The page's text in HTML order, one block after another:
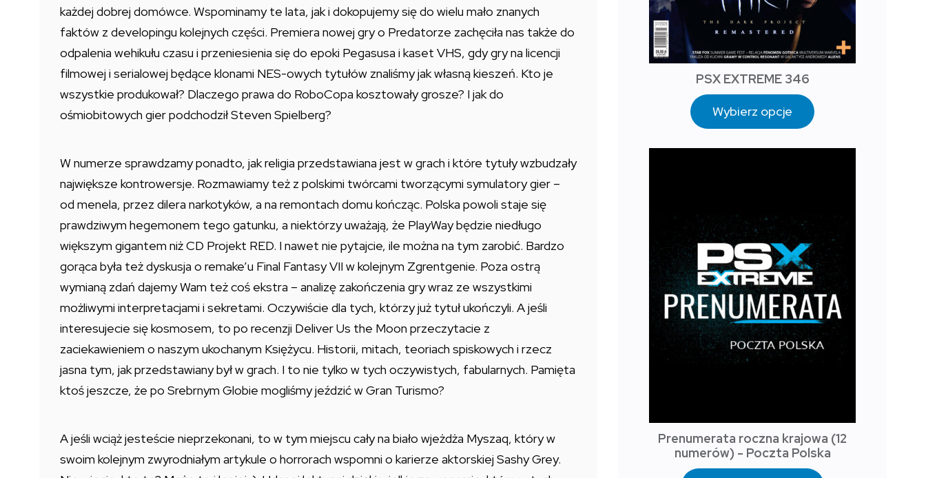
każdej dobrej domówce. Wspominamy te lata, jak i dokopujemy się do wielu mało znanych
faktów z developingu kolejnych części. Premiera nowej gry o Predatorze zachęciła nas także do
odpalenia wehikułu czasu i przeniesienia się do epoki Pegasusa i kaset VHS, gdy gry na licencji
filmowej i serialowej będące klonami NES-owych tytułów znaliśmy jak własną kieszeń. Kto je
wszystkie produkował? Dlaczego prawa do RoboCopa kosztowały grosze? I jak do
ośmiobitowych gier podchodził Steven Spielberg?
W numerze sprawdzamy ponadto, jak religia przedstawiana jest w grach i które tytuły wzbudzały
największe kontrowersje. Rozmawiamy też z polskimi twórcami tworzącymi symulatory gier –
od menela, przez dilera narkotyków, a na remontach domu kończąc. Polska powoli staje się
prawdziwym hegemonem tego gatunku, a niektórzy uważają, że PlayWay będzie niedługo
większym gigantem niż CD Projekt RED. I nawet nie pytajcie, ile można na tym zarobić. Bardzo
gorąca była też dyskusja o remake’u Final Fantasy VII w kolejnym Zgrentgenie. Poza ostrą
wymianą zdań dajemy Wam też coś ekstra – analizę zakończenia gry wraz ze wszystkimi
możliwymi interpretacjami i sekretami. Oczywiście dla tych, którzy już tytuł ukończyli. A jeśli
interesujecie się kosmosem, to po recenzji Deliver Us the Moon przeczytacie z
zaciekawieniem o naszym ukochanym Księżycu. Historii, mitach, teoriach spiskowych i rzecz
jasna tym, jak przedstawiany był w grach. I to nie tylko w tych oczywistych, fabularnych. Pamięta
ktoś jeszcze, że po Srebrnym Globie mogliśmy jeździć w Gran Turismo?
A jeśli wciąż jesteście nieprzekonani, to w tym miejscu cały na biało wjeżdża Myszaq, który w
swoim kolejnym zwyrodniałym artykule o horrorach wspomni o karierze aktorskiej Sashy Grey.
PSX EXTREME 346
Wybierz opcje
Prenumerata roczna krajowa (12
numerów) - Poczta Polska